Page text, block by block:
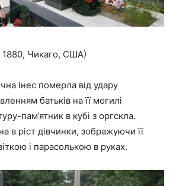
1880, Чикаго, США)
Інес померла від удару
батьків на її могилі
пам’ятник в кубі з оргскла.
в ріст дівчинки, зображуючи її
і парасолькою в руках.